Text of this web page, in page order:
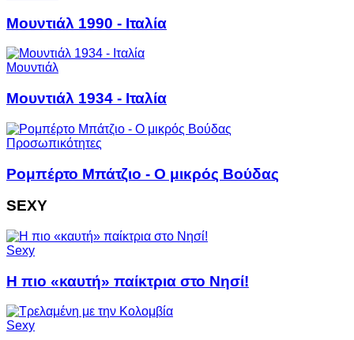
Μουντιάλ 1990 - Ιταλία
Μουντιάλ
Μουντιάλ 1934 - Ιταλία
Προσωπικότητες
Ρομπέρτο Μπάτζιο - Ο μικρός Βούδας
SEXY
Sexy
Η πιο «καυτή» παίκτρια στο Νησί!
Sexy